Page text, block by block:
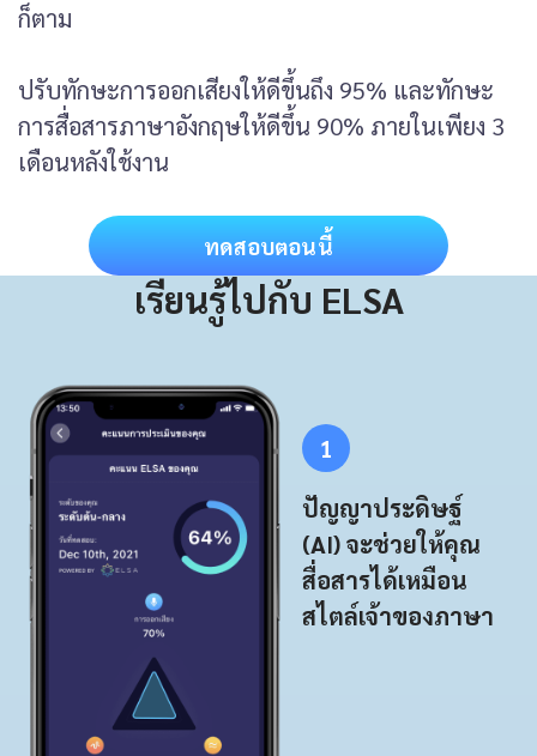
ก็ตาม
ปรับทักษะการออกเสียงให้ดีขึ้นถึง 95% และทักษะ
การสื่อสารภาษาอังกฤษให้ดีขึ้น 90% ภายในเพียง 3
เดือนหลังใช้งาน
ทดสอบตอนนี้
เรียนรู้ไปกับ ELSA
1
ปัญญาประดิษฐ์
(AI) จะช่วยให้คุณ
สื่อสารได้เหมือน
สไตล์เจ้าของภาษา